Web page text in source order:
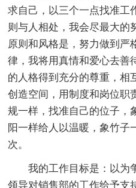
求自己，以三个一点找准工
则与人相处，我会尽最大的
原则和风格是，努力做到严
律，我将用真情和爱心去善
的人格得到充分的尊重，相
创造空间，用制度和岗位职
规一样，找准自己的位子，
阳一样给人以温暖，象竹子
次。
我的工作目标是：以为
领导对销售部的工作给予支